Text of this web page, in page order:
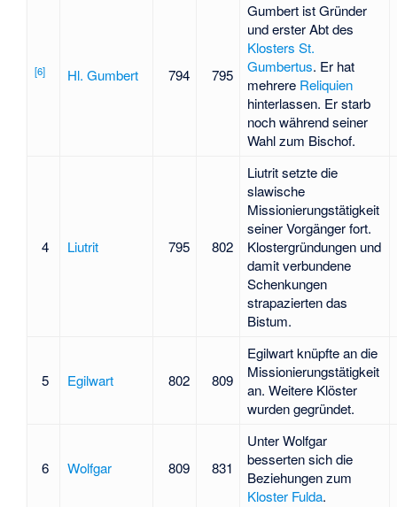
[6] Hl. Gumbert 794 795
Gumbert ist Gründer
und erster Abt des
Klosters St.
Gumbertus. Er hat
mehrere Reliquien
hinterlassen. Er starb
noch während seiner
Wahl zum Bischof.
4 Liutrit 795 802
Liutrit setzte die
slawische
Missionierungstätigkeit
seiner Vorgänger fort.
Klostergründungen und
damit verbundene
Schenkungen
strapazierten das
Bistum.
5 Egilwart 802 809
Egilwart knüpfte an die
Missionierungstätigkeit
an. Weitere Klöster
wurden gegründet.
6 Wolfgar 809 831
Unter Wolfgar
besserten sich die
Beziehungen zum
Kloster Fulda.